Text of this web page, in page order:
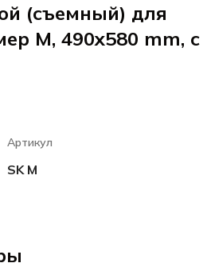
(съемный) для
M, 490x580 mm, с
Артикул
SK M